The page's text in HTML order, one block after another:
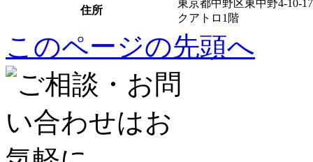
住所
東京都中野区東中野4-10-17
クアトロ1階
このページの先頭へ